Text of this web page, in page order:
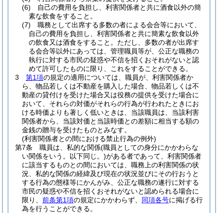
(6)
自己の費用を負担し、利害関係者と共に酒食以外の簡
素な飲食をすること。
(7)
職務として出席する多数の者による会合等において、
自己の費用を負担し、利害関係者と共に簡素な飲食以外
の飲食又は酒食をすること。 ただし、多数の者が出席す
る会合等以外にあっては、管理職員等が、公正な職務の
執行に対する市民の疑惑や不信を招くおそれがないと認
めて許可したものに限り、これをすることができる。
3
第1項の規定の適用については、職員が、利害関係者か
ら、物品若しくは不動産を購入した場合、物品若しくは不
動産の貸付けを受けた場合又は役務の提供を受けた場合に
おいて、それらの対価がそれらの行為が行われたときにお
ける時価よりも著しく低いときは、当該職員は、当該利害
関係者から、当該対価と当該時価との差額に相当する額の
金銭の贈与を受けたものとみなす。
(利害関係者との間における禁止行為の例外)
第7条
職員は、私的な関係(職員としての身分にかかわらな
い関係をいう。以下同じ。)がある者であって、利害関係者
に該当するものとの間においては、職務上の利害関係の状
況、私的な関係の経緯及び現在の状況並びにその行おうと
する行為の態様等にかんがみ、公正な職務の遂行に対する
市民の疑惑や不信を招くおそれがないと認められる場合に
限り、 前条第1項の規定にかかわらず、 同項各号に掲げる行
為を行うことができる。